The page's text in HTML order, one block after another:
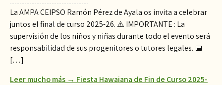
La AMPA CEIPSO Ramón Pérez de Ayala os invita a celebrar
juntos el final de curso 2025-26. ⚠️ IMPORTANTE : La
supervisión de los niños y niñas durante todo el evento será
responsabilidad de sus progenitores o tutores legales. 📅
[…]
Leer mucho más → Fiesta Hawaiana de Fin de Curso 2025-